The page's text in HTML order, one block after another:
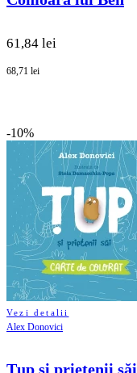
61,84 lei
68,71 lei
-10%
Vezi detalii
Alex Donovici
Țup și prietenii săi